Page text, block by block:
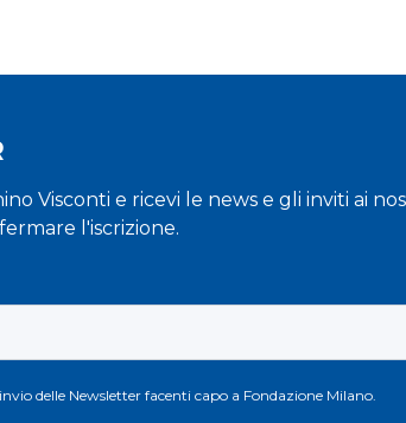
Visconti e ricevi le news e gli inviti ai
l'iscrizione.
delle Newsletter facenti capo a Fondazione Milano.